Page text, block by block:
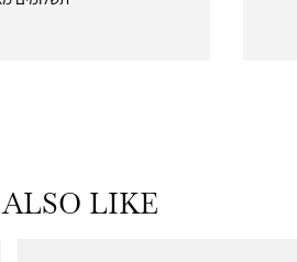
LIKE